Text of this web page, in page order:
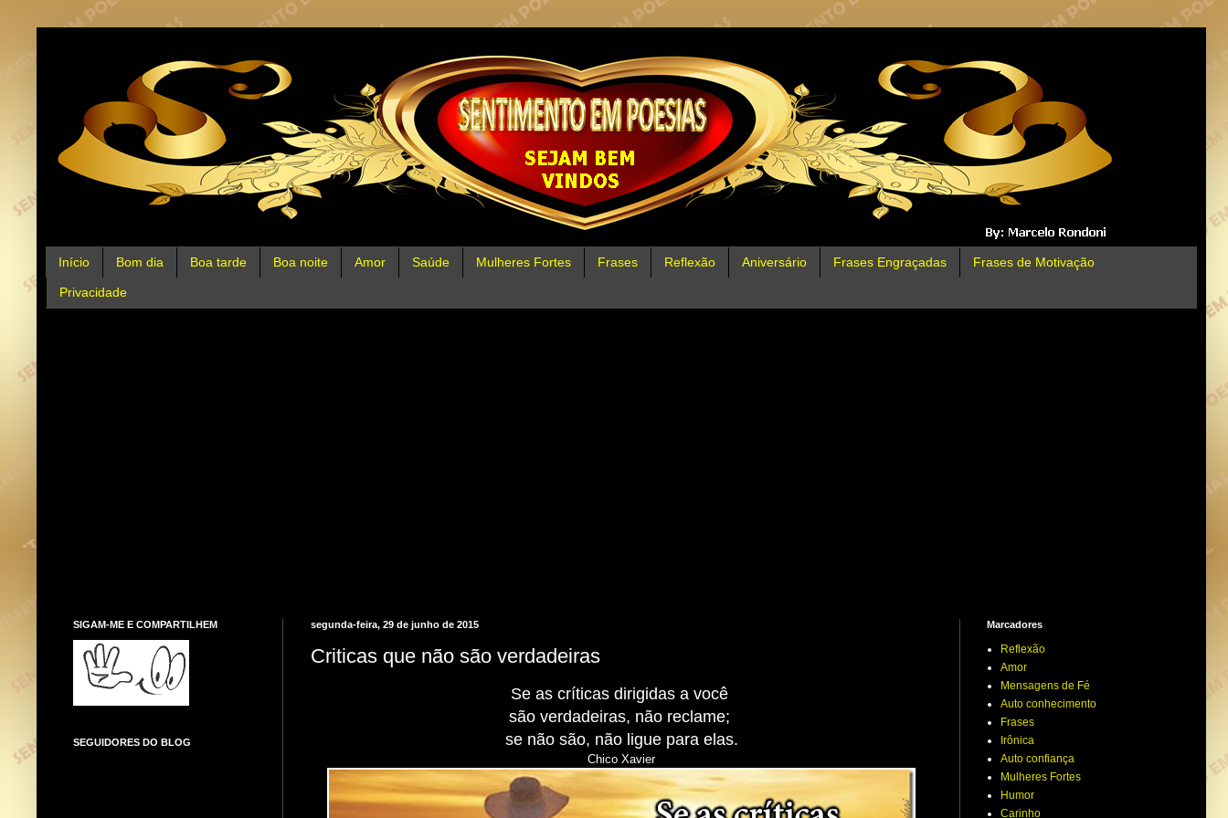
Início Bom dia Boa tarde Boa noite Amor Saúde Mulheres Fortes Frases Reflexão Aniversário Frases Engraçadas Frases de Motivação
Privacidade
segunda-feira, 29 de junho de 2015
Criticas que não são verdadeiras
Se as críticas dirigidas a você
são verdadeiras, não reclame;
se não são, não ligue para elas.
Chico Xavier
SIGAM-ME E COMPARTILHEM
SEGUIDORES DO BLOG
Marcadores
Reflexão
Amor
Mensagens de Fé
Auto conhecimento
Frases
Irônica
Auto confiança
Mulheres Fortes
Humor
Carinho